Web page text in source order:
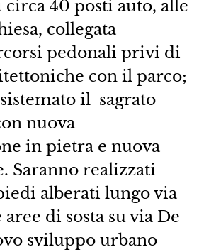
40 posti auto, alle
collegata
pedonali privi di
con il parco;
il sagrato
nuova
in pietra e nuova
Saranno realizzati
alberati lungo via
aree di sosta su via De
sviluppo urbano